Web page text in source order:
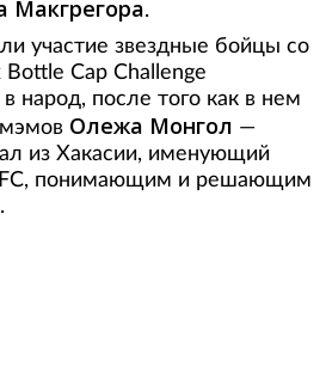
Макгрегора.
участие звездные бойцы со
Вottle Сap Сhallenge
народ, после того как в нем
мэмов Олежа Монгол —
из Хакасии, именующий
понимающим и решающим